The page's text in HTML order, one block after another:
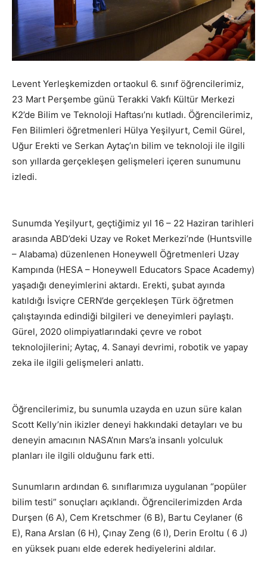
Levent Yerleşkemizden ortaokul 6. sınıf öğrencilerimiz,
23 Mart Perşembe günü Terakki Vakfı Kültür Merkezi
K2’de Bilim ve Teknoloji Haftası’nı kutladı. Öğrencilerimiz,
Fen Bilimleri öğretmenleri Hülya Yeşilyurt, Cemil Gürel,
Uğur Erekti ve Serkan Aytaç’ın bilim ve teknoloji ile ilgili
son yıllarda gerçekleşen gelişmeleri içeren sunumunu
izledi.
Sunumda Yeşilyurt, geçtiğimiz yıl 16 – 22 Haziran tarihleri
arasında ABD’deki Uzay ve Roket Merkezi’nde (Huntsville
– Alabama) düzenlenen Honeywell Öğretmenleri Uzay
Kampında (HESA – Honeywell Educators Space Academy)
yaşadığı deneyimlerini aktardı. Erekti, şubat ayında
katıldığı İsviçre CERN’de gerçekleşen Türk öğretmen
çalıştayında edindiği bilgileri ve deneyimleri paylaştı.
Gürel, 2020 olimpiyatlarındaki çevre ve robot
teknolojilerini; Aytaç, 4. Sanayi devrimi, robotik ve yapay
zeka ile ilgili gelişmeleri anlattı.
Öğrencilerimiz, bu sunumla uzayda en uzun süre kalan
Scott Kelly’nin ikizler deneyi hakkındaki detayları ve bu
deneyin amacının NASA’nın Mars’a insanlı yolculuk
planları ile ilgili olduğunu fark etti.
Sunumların ardından 6. sınıflarımıza uygulanan “popüler
bilim testi” sonuçları açıklandı. Öğrencilerimizden Arda
Durşen (6 A), Cem Kretschmer (6 B), Bartu Ceylaner (6
E), Rana Arslan (6 H), Çınay Zeng (6 I), Derin Eroltu ( 6 J)
en yüksek puanı elde ederek hediyelerini aldılar.